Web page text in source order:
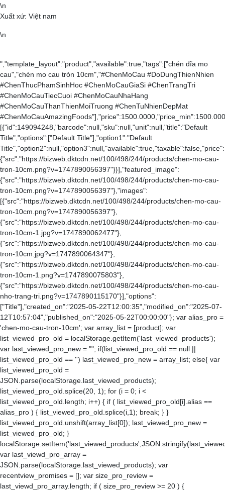
\n
Xuất xứ: Việt nam
\n
","template_layout":"product","available":true,"tags":["chén dĩa mo
cau","chén mo cau tròn 10cm","#ChenMoCau #DoDungThienNhien
#ChenThucPhamSinhHoc #ChenMoCauGiaSi #ChenTrangTri
#ChenMoCauTiecCuoi #ChenMoCauNhaHang
#ChenMoCauThanThienMoiTruong #ChenTuNhienDepMat
[{"id":149094248,"barcode":null,"sku":null,"unit":null,"title":"Default
Title","options":["Default Title"],"option1":"Default
{"src":"https://bizweb.dktcdn.net/100/498/244/products/chen-mo-cau-
tron-10cm.png?v=1747890056397"}}],"featured_image":
{"src":"https://bizweb.dktcdn.net/100/498/244/products/chen-mo-cau-
tron-10cm.png?v=1747890056397"},"images":
[{"src":"https://bizweb.dktcdn.net/100/498/244/products/chen-mo-cau-
tron-10cm.png?v=1747890056397"},
{"src":"https://bizweb.dktcdn.net/100/498/244/products/chen-mo-cau-
tron-10cm-1.jpg?v=1747890062477"},
{"src":"https://bizweb.dktcdn.net/100/498/244/products/chen-mo-cau-
tron-10cm.jpg?v=1747890064347"},
{"src":"https://bizweb.dktcdn.net/100/498/244/products/chen-mo-cau-
tron-10cm-1.png?v=1747890075803"},
{"src":"https://bizweb.dktcdn.net/100/498/244/products/chen-mo-cau-
nho-trang-tri.png?v=1747890115170"}],"options":
["Title"],"created_on":"2025-05-22T12:00:35","modified_on":"2025-07-
12T10:57:04","published_on":"2025-05-22T00:00:00"}; var alias_pro =
'chen-mo-cau-tron-10cm'; var array_list = [product]; var
list_viewed_pro_old = localStorage.getItem('last_viewed_products');
var last_viewed_pro_new = ""; if(list_viewed_pro_old == null ||
list_viewed_pro_old == '') last_viewed_pro_new = array_list; else{ var
list_viewed_pro_old =
JSON.parse(localStorage.last_viewed_products);
list_viewed_pro_old.splice(20, 1); for (i = 0; i <
list_viewed_pro_old.length; i++) { if ( list_viewed_pro_old[i].alias ==
alias_pro ) { list_viewed_pro_old.splice(i,1); break; } }
list_viewed_pro_old.unshift(array_list[0]); last_viewed_pro_new =
list_viewed_pro_old; }
var last_viewd_pro_array =
JSON.parse(localStorage.last_viewed_products); var
recentview_promises = []; var size_pro_review =
last_viewd_pro_array.length; if ( size_pro_review >= 20 ) {